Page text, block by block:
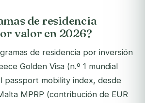
de residencia
valor en 2026?
de residencia por inversión
Golden Visa (n.º 1 mundial
passport mobility index, desde
MPRP (contribución de EUR